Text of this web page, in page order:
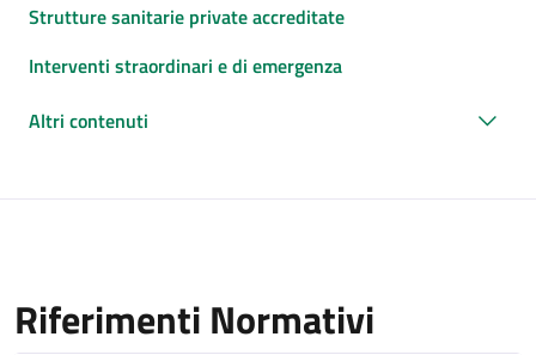
Strutture sanitarie private accreditate
Interventi straordinari e di emergenza
Altri contenuti
Riferimenti Normativi